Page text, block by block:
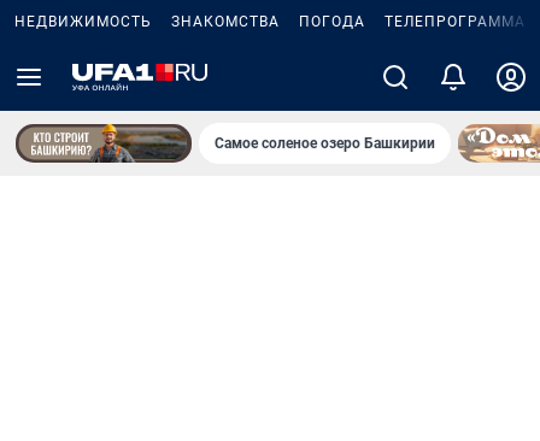
НЕДВИЖИМОСТЬ ЗНАКОМСТВА ПОГОДА ТЕЛЕПРОГРАММА
Самое соленое озеро Башкирии